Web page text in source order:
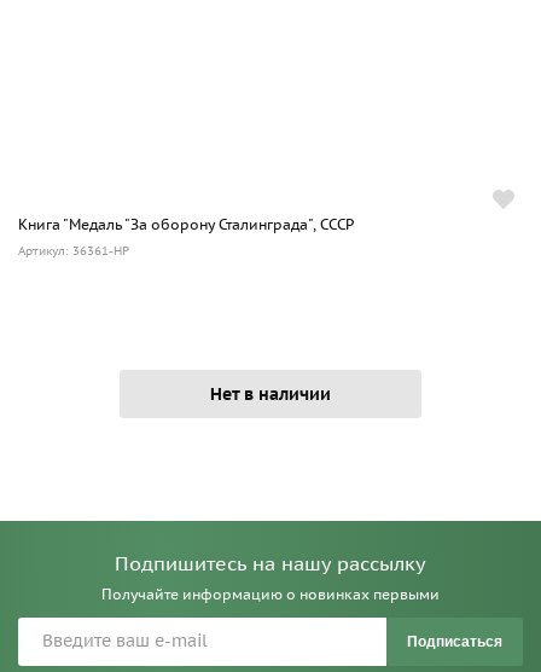
Книга "Медаль "За оборону Сталинграда", СССР
Артикул: 36361-HP
Нет в наличии
Подпишитесь на нашу рассылку
Получайте информацию о новинках первыми
Подписаться